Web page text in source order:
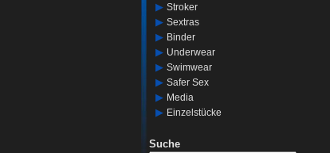
▶ Stroker
▶ Sextras
▶ Binder
▶ Underwear
▶ Swimwear
▶ Safer Sex
▶ Media
▶ Einzelstücke
Suche